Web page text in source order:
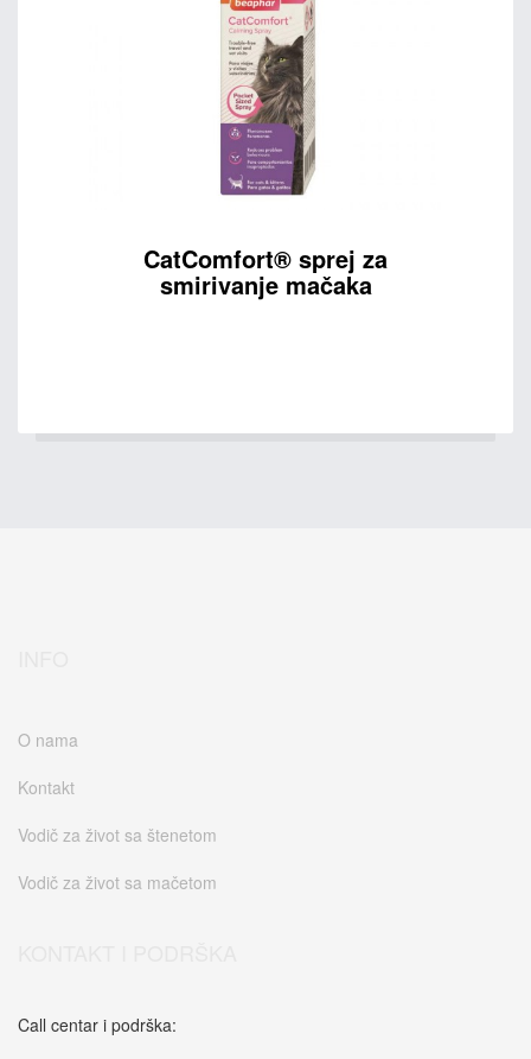
CatComfort® sprej za
smirivanje mačaka
O nama
Kontakt
Vodič za život sa štenetom
Vodič za život sa mačetom
Call centar i podrška: